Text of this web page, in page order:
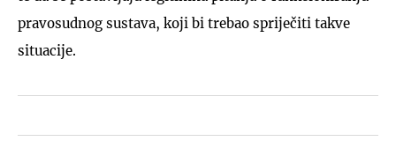
pravosudnog sustava, koji bi trebao spriječiti takve
situacije.